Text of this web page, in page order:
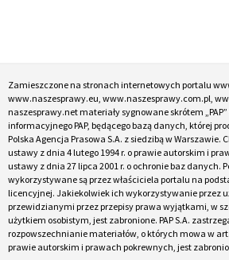
Zamieszczone na stronach internetowych portalu
www.naszesprawy.eu, www.naszesprawy.com.pl,
naszesprawy.net materiały sygnowane skrótem
informacyjnego PAP, będącego bazą danych, której
Polska Agencja Prasowa S.A. z siedzibą w Warszawie.
ustawy z dnia 4 lutego 1994 r. o prawie autorskim i
ustawy z dnia 27 lipca 2001 r. o ochronie baz danych.
wykorzystywane są przez właściciela portalu na
licencyjnej. Jakiekolwiek ich wykorzystywanie przez
przewidzianymi przez przepisy prawa wyjątkami, w
użytkiem osobistym, jest zabronione. PAP S.A.
rozpowszechnianie materiałów, o których mowa w
prawie autorskim i prawach pokrewnych, jest